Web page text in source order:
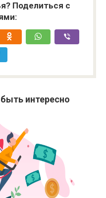
Поделиться с
интересно